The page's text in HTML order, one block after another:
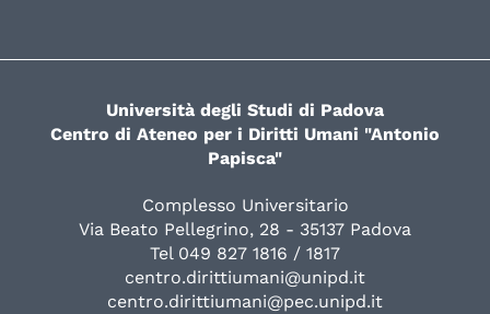
Università degli Studi di Padova
Centro di Ateneo per i Diritti Umani "Antonio
Papisca"
Complesso Universitario
Via Beato Pellegrino, 28 - 35137 Padova
Tel 049 827 1816 / 1817
centro.dirittiumani@unipd.it
centro.dirittiumani@pec.unipd.it